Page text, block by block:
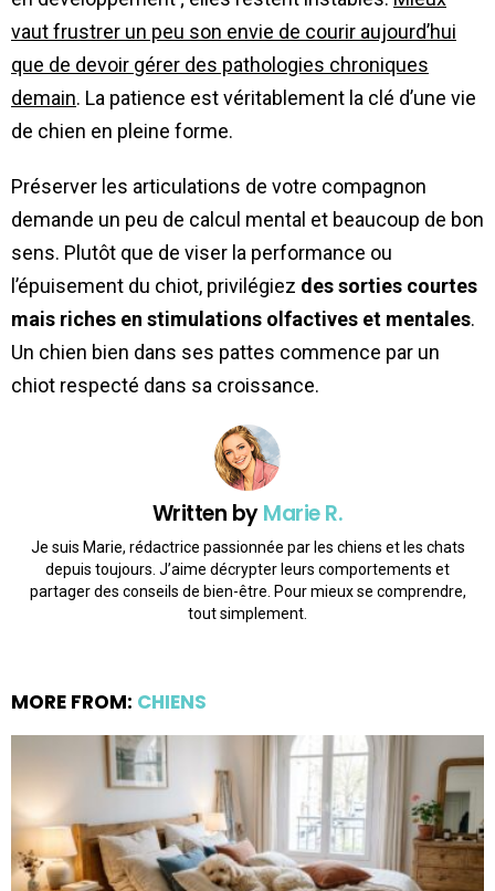
vaut frustrer un peu son envie de courir aujourd’hui
que de devoir gérer des pathologies chroniques
demain. La patience est véritablement la clé d’une vie
de chien en pleine forme.
Préserver les articulations de votre compagnon
demande un peu de calcul mental et beaucoup de bon
sens. Plutôt que de viser la performance ou
l’épuisement du chiot, privilégiez des sorties courtes
mais riches en stimulations olfactives et mentales.
Un chien bien dans ses pattes commence par un
chiot respecté dans sa croissance.
Written byMarie R.
Je suis Marie, rédactrice passionnée par les chiens et les chats
depuis toujours. J’aime décrypter leurs comportements et
partager des conseils de bien-être. Pour mieux se comprendre,
tout simplement.
MORE FROM: CHIENS